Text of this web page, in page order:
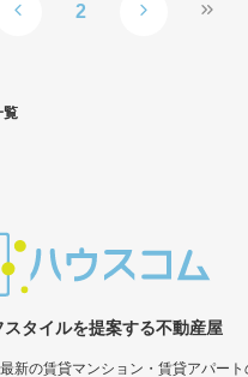
2
覧
スタイルを提案する不動産屋
新の賃貸マンション・賃貸アパー